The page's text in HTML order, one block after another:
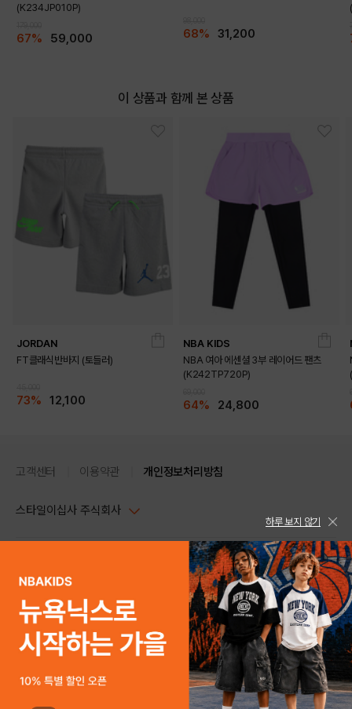
(K234JP010P)
67% 59,000 68% 31,200
이 상품과 함께 본 상품
JORDAN
FT클래식반바지 (토들러)
73% 12,100
NBA KIDS
NBA 여아 에센셜 3부 레이어드 팬츠
(K242TP720P)
64% 24,800
고객센터 이용약관 개인정보처리방침
스타일이십사 주식회사
주소 : 서울시 강남구 논현로 633, 6층 (논현동, 한세엠케이빌딩)
사업자등록번호 : 116-81-32499
통신판매업신고번호 : 제 2024-서울강남-04239
호스팅 서비스 : 스타일이십사㈜
고객센터 1544-5336(평일 09:00~ 18:00 토/일/공휴일 휴무)
스타일24 고객센터 1544-5336
평일 09:00~ 18:00 (토/일/공휴일 휴무)
help Email : help@style24.com
COPYRIGHTⓒ2021 STYLE24 ALL RIGHTS RESERVED.
하루 보지 않기